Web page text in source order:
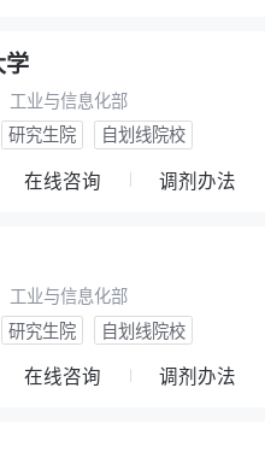
学
工业与信息化部
研究生院 自划线院校
在线咨询 调剂办法
工业与信息化部
研究生院 自划线院校
在线咨询 调剂办法